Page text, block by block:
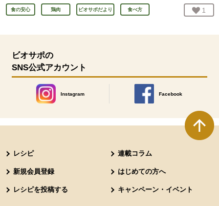
食の安心 鶏肉 ビオサポだより 食べ方 お気
1
ビオサポの
SNS公式アカウント
Instagram
別のウィンドウで開きます。
Facebook
別のウィンドウで開きます
レシピ 連載コラム
新規会員登録 はじめての方へ
レシピを投稿する キャンペーン・イベント